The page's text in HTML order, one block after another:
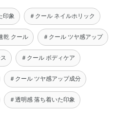
印象 ＃クール ネイルホリック
乾 クール ＃クール ツヤ感アップ
＃クール ボディケア
＃クール ツヤ感アップ成分
＃透明感 落ち着いた印象